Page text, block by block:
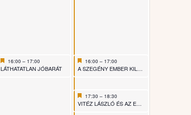
Featured
June 27, 2026
16:00 – 17:00
Featured
LÁTHATATLAN JÓBARÁT
Featured
June 28, 2026
16:00– 17:00
Featured
A SZEGÉNY EMBER KILENC TYÚKJA
Featured
June 28, 2026
17:30– 18:30
Featured
VITÉZ LÁSZLÓ ÉS AZ ELÁTKOZOTT MALOM